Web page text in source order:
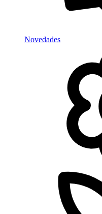
Novedades